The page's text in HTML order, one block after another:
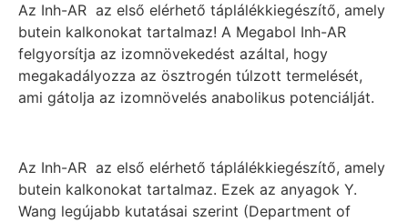
Az Inh-AR az első elérhető táplálékkiegészítő, amely
butein kalkonokat tartalmaz! A Megabol Inh-AR
felgyorsítja az izomnövekedést azáltal, hogy
megakadályozza az ösztrogén túlzott termelését,
ami gátolja az izomnövelés anabolikus potenciálját.
Az Inh-AR az első elérhető táplálékkiegészítő, amely
butein kalkonokat tartalmaz. Ezek az anyagok Y.
Wang legújabb kutatásai szerint (Department of